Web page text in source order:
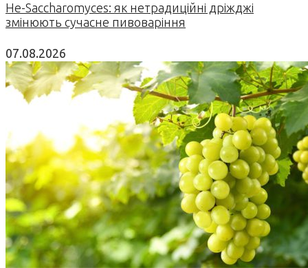
Не-Saccharomyces: як нетрадиційні дріжджі
змінюють сучасне пивоваріння
07.08.2026